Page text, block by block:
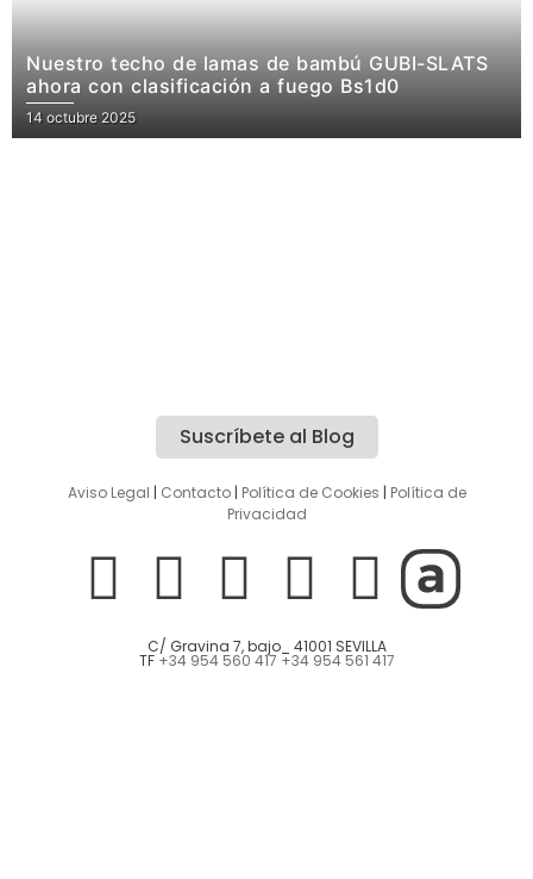
Nuestro techo de lamas de bambú GUBI-SLATS
ahora con clasificación a fuego Bs1d0
14 octubre 2025
Suscríbete al Blog
Aviso Legal | Contacto| Política de Cookies | Política de
Privacidad
C/ Gravina 7, bajo_ 41001 SEVILLA
TF +34 954 560 417 +34 954 561 417